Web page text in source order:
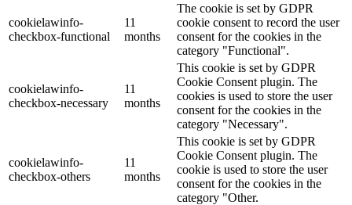
cookielawinfo-
checkbox-functional
11
months
The cookie is set by GDPR
cookie consent to record the user
consent for the cookies in the
category "Functional".
cookielawinfo-
checkbox-necessary
11
months
This cookie is set by GDPR
Cookie Consent plugin. The
cookies is used to store the user
consent for the cookies in the
category "Necessary".
cookielawinfo-
checkbox-others
11
months
This cookie is set by GDPR
Cookie Consent plugin. The
cookie is used to store the user
consent for the cookies in the
category "Other.